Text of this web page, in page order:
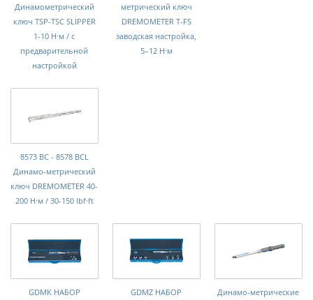
Динамометрический
ключ TSP-TSC SLIPPER
1-10 Н·м / с
предварительной
настройкой
метрический ключ
DREMOMETER T-FS
заводская настройка,
5–12 Н·м
8573 BC - 8578 BCL
Динамо-метрический
ключ DREMOMETER 40-
200 Н·м / 30-150 lbf·ft
GDMK НАБОР
GDMZ НАБОР
Динамо-метрические